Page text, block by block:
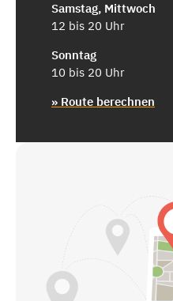
Samstag, Mittwoch
12 bis 20 Uhr
Sonntag
10 bis 20 Uhr
» Route berechnen